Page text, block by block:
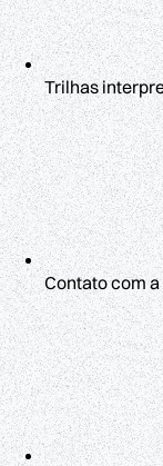
Trilhas
Contato com